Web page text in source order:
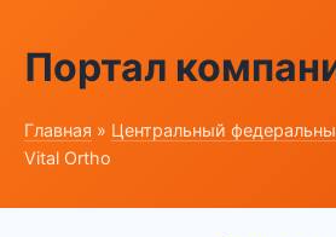
Портал
Главная » Центральный
Vital Ortho